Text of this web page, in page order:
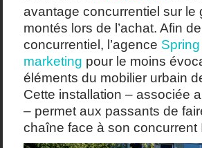
avantage concurrentiel sur
montés lors de l’achat. Afin
concurrentiel, l’agence Spring
marketing pour le moins
éléments du mobilier urbain
Cette installation – associée
– permet aux passants de
chaîne face à son concurrent